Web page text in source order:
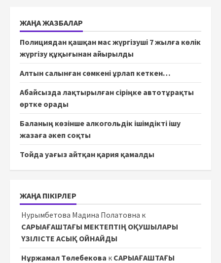
ЖАҢА ЖАЗБАЛАР
Полициядан қашқан мас жүргізуші 7 жылға көлік
жүргізу құқығынан айырылды
Алтын салынған сөмкені ұрлап кеткен…
Абайсызда лақтырылған сіріңке автотұрақты
өртке орады
Баланың көзінше алкогольдік ішімдікті ішу
жазаға әкеп соқты
Тойда уағыз айтқан қария қамалды
ЖАҢА ПІКІРЛЕР
Нурымбетова Мадина Полатовна к
САРЫАҒАШТАҒЫ МЕКТЕПТІҢ ОҚУШЫЛАРЫ
ҮЗІЛІСТЕ АСЫҚ ОЙНАЙДЫ
Нұржамал Төлебекова к САРЫАҒАШТАҒЫ